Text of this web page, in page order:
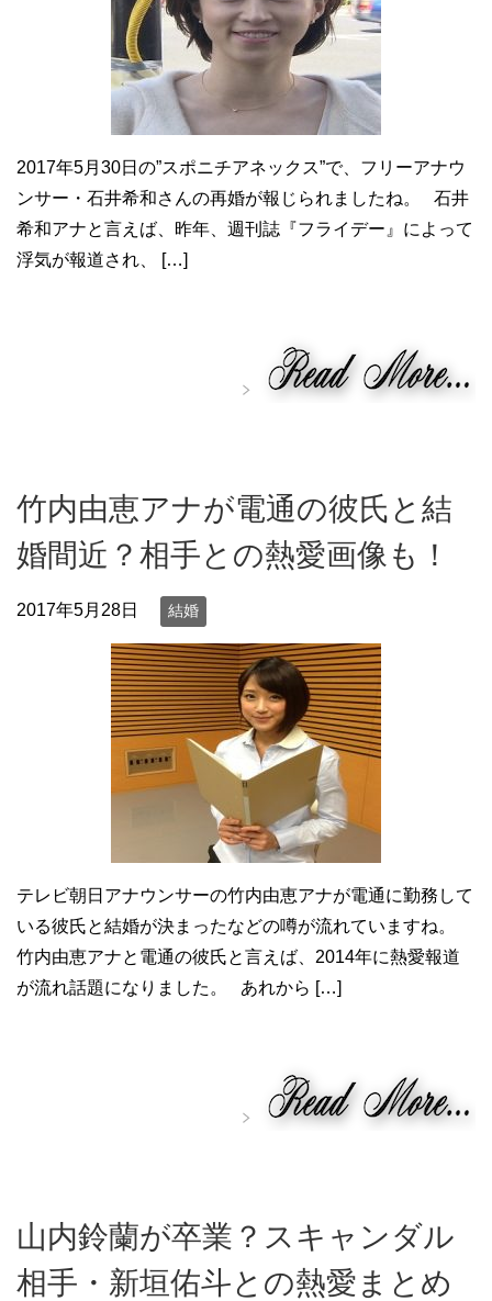
2017年5月30日の”スポニチアネックス”で、フリーアナウ
ンサー・石井希和さんの再婚が報じられましたね。 石井
希和アナと言えば、昨年、週刊誌『フライデー』によって
浮気が報道され、 […]
竹内由恵アナが電通の彼氏と結
婚間近？相手との熱愛画像も！
2017年5月28日 結婚
テレビ朝日アナウンサーの竹内由恵アナが電通に勤務して
いる彼氏と結婚が決まったなどの噂が流れていますね。
竹内由恵アナと電通の彼氏と言えば、2014年に熱愛報道
が流れ話題になりました。 あれから […]
山内鈴蘭が卒業？スキャンダル
相手・新垣佑斗との熱愛まとめ